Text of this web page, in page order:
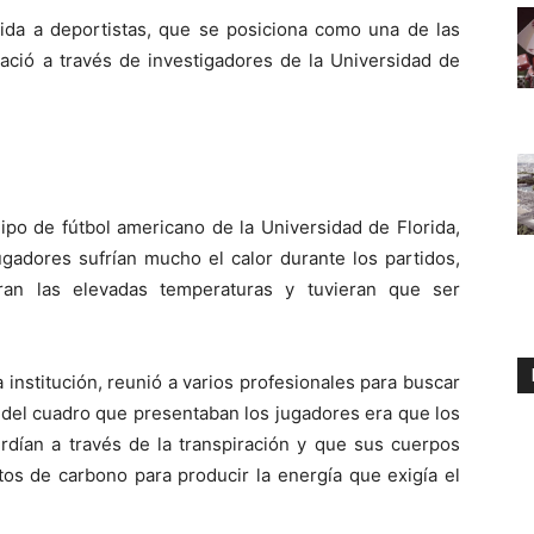
a deportistas, que se posiciona como una de las
a través de investigadores de la Universidad de
de fútbol americano de la Universidad de Florida,
sufrían mucho el calor durante los partidos,
las elevadas temperaturas y tuvieran que ser
reunió a varios profesionales para buscar
cuadro que presentaban los jugadores era que los
a través de la transpiración y que sus cuerpos
de carbono para producir la energía que exigía el